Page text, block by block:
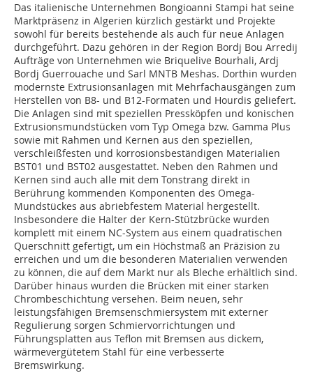
Das italienische Unternehmen Bongioanni Stampi hat seine
Marktpräsenz in Algerien kürzlich gestärkt und Projekte
sowohl für bereits bestehende als auch für neue Anlagen
durchgeführt. Dazu gehören in der Region Bordj Bou Arredij
Aufträge von Unternehmen wie Briquelive Bourhali, Ardj
Bordj Guerrouache und Sarl MNTB Meshas. Dorthin wurden
modernste Extru­sionsanlagen mit Mehrfachausgängen zum
Herstellen von B8- und B12-Formaten und Hourdis geliefert.
Die Anlagen sind mit speziellen Pressköpfen und konischen
Extrusionsmundstücken vom Typ Omega bzw. Gamma Plus
sowie mit Rahmen und Kernen aus den speziellen,
verschleißfesten und korrosionsbeständigen Materialien
BST01 und BST02 ausgestattet. Neben den Rahmen und
Kernen sind auch alle mit dem Tonstrang direkt in
Berührung kommenden Komponenten des Omega-
Mundstückes aus abriebfestem Material hergestellt.
Insbesondere die Halter der Kern-Stützbrücke wurden
komplett mit einem NC-System aus einem quadratischen
Querschnitt gefertigt, um ein Höchstmaß an Präzision zu
erreichen und um die besonderen Materialien verwenden
zu können, die auf dem Markt nur als Bleche erhältlich sind.
Darüber hinaus wurden die Brücken mit einer starken
Chrombeschichtung versehen. Beim neuen, sehr
leistungsfähigen Bremsenschmiersystem mit externer
Regulierung sorgen Schmiervorrichtungen und
Führungsplatten aus Teflon mit Bremsen aus dickem,
wärmevergütetem Stahl für eine verbesserte
Bremswirkung.